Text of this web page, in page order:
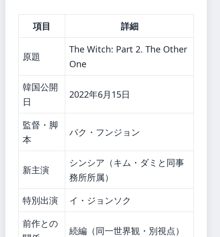
項目 詳細
原題
The Witch: Part 2. The Other
One
韓国公開
日
2022年6月15日
監督・脚
本
パク・フンジョン
新主演
シンシア（キム・ダミと同事
務所所属）
特別出演
イ・ジョンソク
前作との
続編（同一世界観・別視点）